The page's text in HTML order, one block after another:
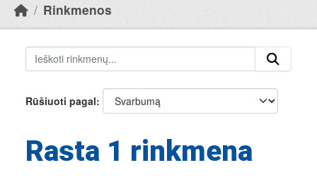
Rinkmenos
Rūšiuoti pagal
Rasta 1 rinkmena